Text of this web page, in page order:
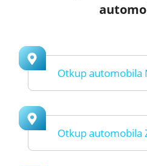
Otkup automobila
Otkup automobila